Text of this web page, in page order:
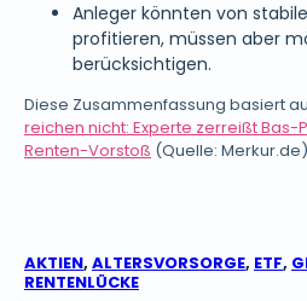
Anleger könnten von
profitieren, müssen aber
berücksichtigen.
Diese Zusammenfassung basiert
reichen nicht: Experte zerreißt Bas-
Renten-Vorstoß (Quelle: Merkur.de)
AKTIEN, ALTERSVORSORGE, ETF,
RENTENLÜCKE